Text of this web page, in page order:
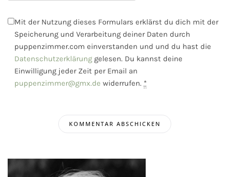
Mit der Nutzung dieses Formulars erklärst du dich mit der
Speicherung und Verarbeitung deiner Daten durch
puppenzimmer.com einverstanden und und du hast die
Datenschutzerklärung gelesen. Du kannst deine
Einwilligung jeder Zeit per Email an
puppenzimmer@gmx.de widerrufen. *